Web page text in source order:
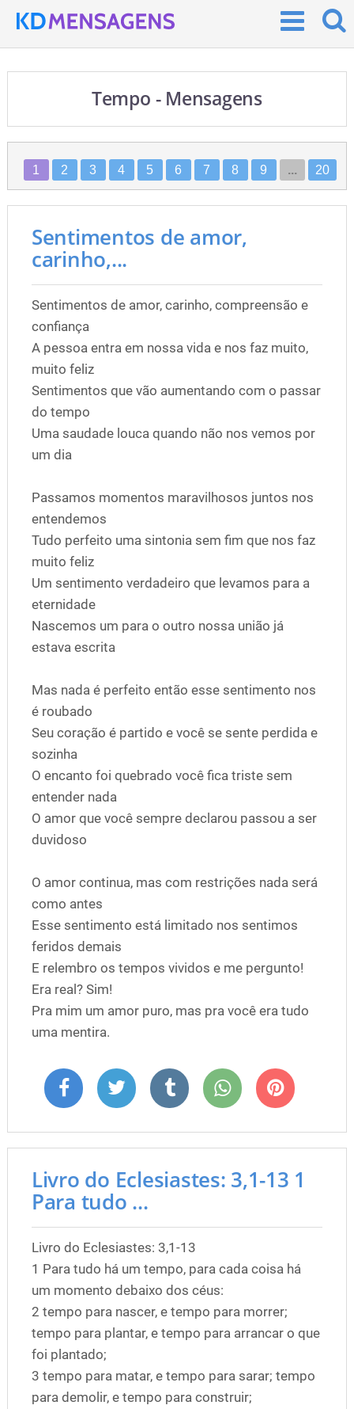
Tempo - Mensagens
1 2 3 4 5 6 7 8 9 ... 20
Sentimentos de amor,
carinho,...
Sentimentos de amor, carinho, compreensão e
confiança
A pessoa entra em nossa vida e nos faz muito,
muito feliz
Sentimentos que vão aumentando com o passar
do tempo
Uma saudade louca quando não nos vemos por
um dia
Passamos momentos maravilhosos juntos nos
entendemos
Tudo perfeito uma sintonia sem fim que nos faz
muito feliz
Um sentimento verdadeiro que levamos para a
eternidade
Nascemos um para o outro nossa união já
estava escrita
Mas nada é perfeito então esse sentimento nos
é roubado
Seu coração é partido e você se sente perdida e
sozinha
O encanto foi quebrado você fica triste sem
entender nada
O amor que você sempre declarou passou a ser
duvidoso
O amor continua, mas com restrições nada será
como antes
Esse sentimento está limitado nos sentimos
feridos demais
E relembro os tempos vividos e me pergunto!
Era real? Sim!
Pra mim um amor puro, mas pra você era tudo
uma mentira.
Livro do Eclesiastes: 3,1-13 1
Para tudo ...
Livro do Eclesiastes: 3,1-13
1 Para tudo há um tempo, para cada coisa há
um momento debaixo dos céus:
2 tempo para nascer, e tempo para morrer;
tempo para plantar, e tempo para arrancar o que
foi plantado;
3 tempo para matar, e tempo para sarar; tempo
para demolir, e tempo para construir;